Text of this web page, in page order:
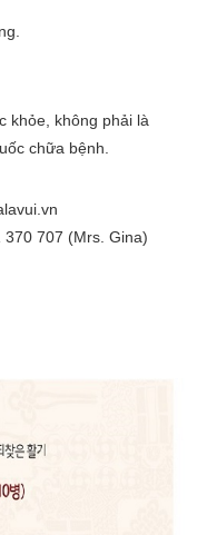
khỏe, không phải là
chữa bệnh.
370 707 (Mrs. Gina)